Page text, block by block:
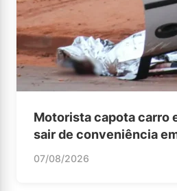
Motorista capota carro
sair de conveniência
07/08/2026